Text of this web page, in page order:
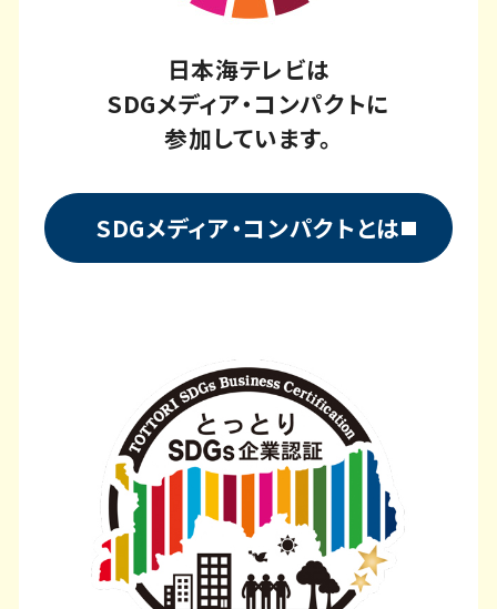
日本海テレビは
SDGメディア・コンパクトに
参加しています。
SDGメディア・コンパクトとは